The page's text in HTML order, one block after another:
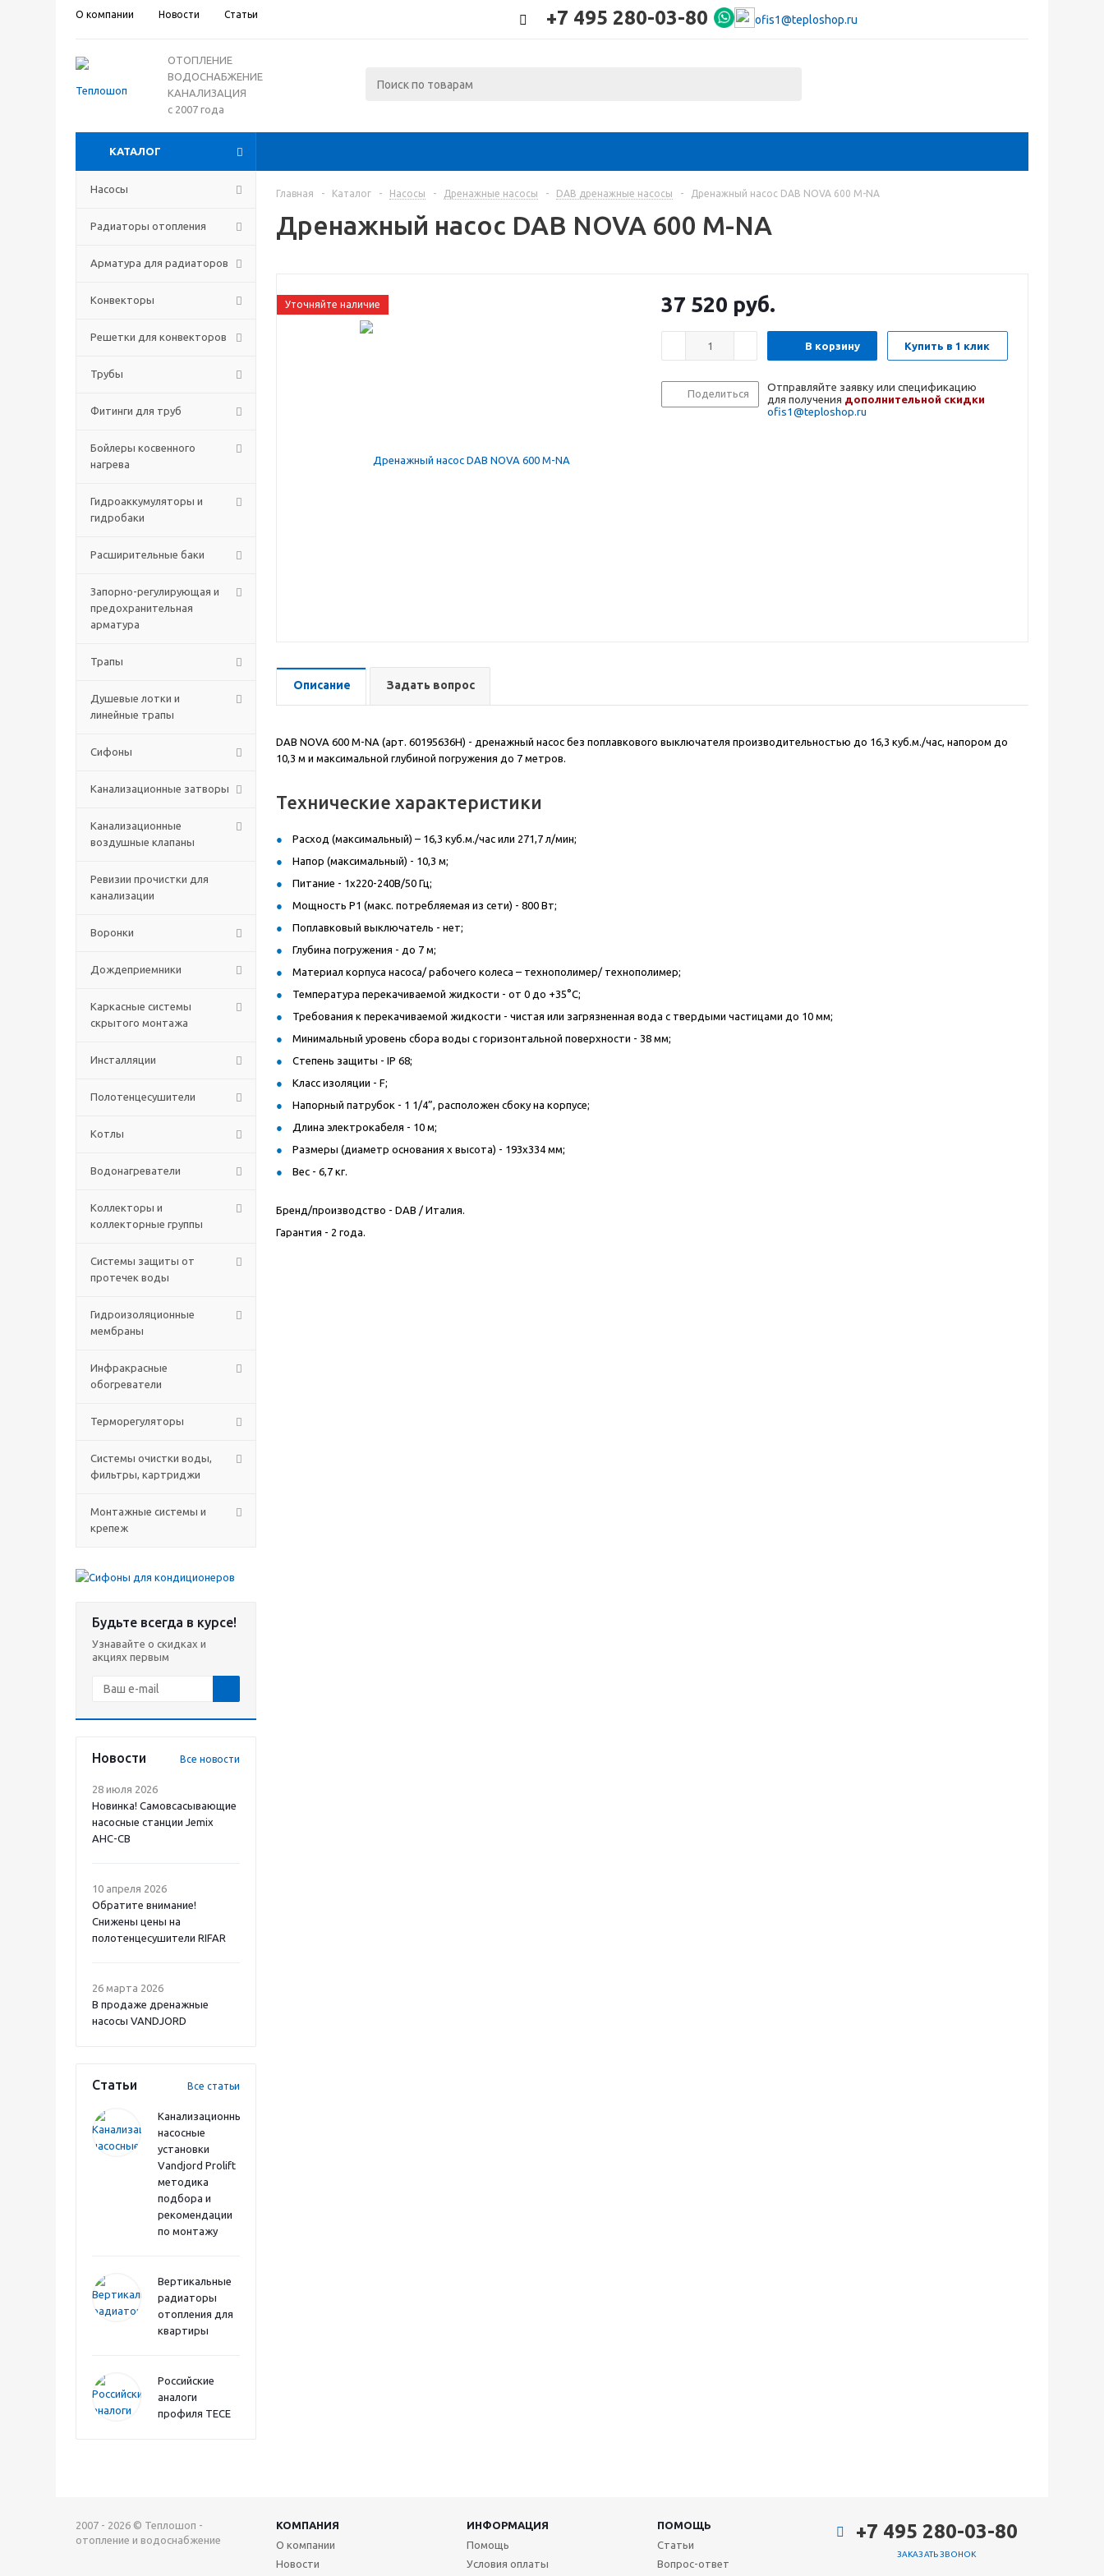
О компании Новости Статьи +7 495 280-03-80 ofis1@teploshop.ru
ОТОПЛЕНИЕ
ВОДОСНАБЖЕНИЕ
КАНАЛИЗАЦИЯ
с 2007 года
КАТАЛОГ
Насосы
Радиаторы отопления
Арматура для радиаторов
Конвекторы
Решетки для конвекторов
Трубы
Фитинги для труб
Бойлеры косвенного
нагрева
Гидроаккумуляторы и
гидробаки
Расширительные баки
Запорно-регулирующая и
предохранительная
арматура
Трапы
Душевые лотки и
линейные трапы
Сифоны
Канализационные затворы
Канализационные
воздушные клапаны
Ревизии прочистки для
канализации
Воронки
Дождеприемники
Каркасные системы
скрытого монтажа
Инсталляции
Полотенцесушители
Котлы
Водонагреватели
Коллекторы и
коллекторные группы
Системы защиты от
протечек воды
Гидроизоляционные
мембраны
Инфракрасные
обогреватели
Терморегуляторы
Системы очистки воды,
фильтры, картриджи
Монтажные системы и
крепеж
Будьте всегда в курсе!
Узнавайте о скидках и
акциях первым
Новости Все новости
28 июля 2026
Новинка! Самовсасывающие
насосные станции Jemix
АНС-СВ
10 апреля 2026
Обратите внимание!
Снижены цены на
полотенцесушители RIFAR
26 марта 2026
В продаже дренажные
насосы VANDJORD
Статьи Все статьи
Канализационные
насосные
установки
Vandjord Prolift
методика
подбора и
рекомендации
по монтажу
Вертикальные
радиаторы
отопления для
квартиры
Российские
аналоги
профиля TECE
Главная - Каталог - Насосы - Дренажные насосы - DAB дренажные насосы - Дренажный насос DAB NOVA 600 M-NA
Дренажный насос DAB NOVA 600 M-NA
Уточняйте наличие 37 520 руб.
В корзину Купить в 1 клик
Поделиться
Отправляйте заявку или спецификацию
для получения дополнительной скидки
ofis1@teploshop.ru
Описание Задать вопрос
DAB NOVA 600 M-NA (арт. 60195636H) - дренажный насос без поплавкового выключателя производительностью до 16,3 куб.м./час, напором до
10,3 м и максимальной глубиной погружения до 7 метров.
Технические характеристики
Расход (максимальный) – 16,3 куб.м./час или 271,7 л/мин;
Напор (максимальный) - 10,3 м;
Питание - 1х220-240В/50 Гц;
Мощность P1 (макс. потребляемая из сети) - 800 Вт;
Поплавковый выключатель - нет;
Глубина погружения - до 7 м;
Материал корпуса насоса/ рабочего колеса – технополимер/ технополимер;
Температура перекачиваемой жидкости - от 0 до +35°С;
Требования к перекачиваемой жидкости - чистая или загрязненная вода с твердыми частицами до 10 мм;
Минимальный уровень сбора воды с горизонтальной поверхности - 38 мм;
Степень защиты - IP 68;
Класс изоляции - F;
Напорный патрубок - 1 1/4”, расположен сбоку на корпусе;
Длина электрокабеля - 10 м;
Размеры (диаметр основания x высота) - 193x334 мм;
Вес - 6,7 кг.
Бренд/производство - DAB / Италия.
Гарантия - 2 года.
2007 - 2026 © Теплошоп -
отопление и водоснабжение
КОМПАНИЯ ИНФОРМАЦИЯ
ПОМОЩЬ
О компании
Новости
Помощь
Условия оплаты
Статьи
Вопрос-ответ
+7 495 280-03-80
ЗАКАЗАТЬ ЗВОНОК